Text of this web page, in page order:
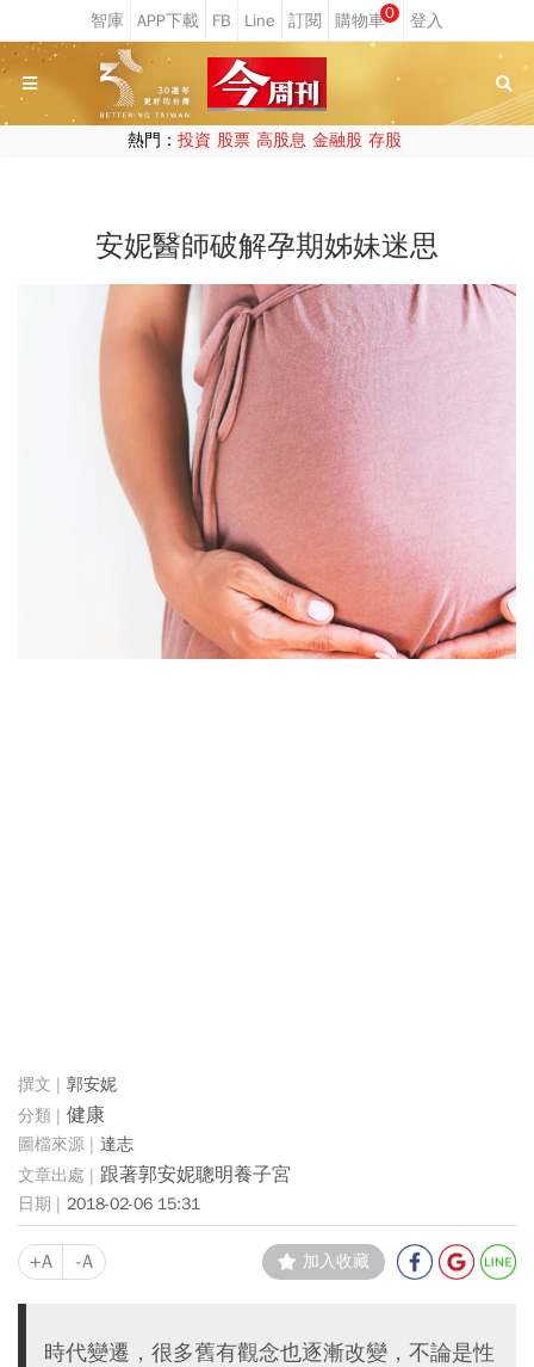
0
熱門： 投資 股票 高股息 金融股 存股
安妮醫師破解孕期姊妹迷思
郭安妮
健康
達志
跟著郭安妮聰明養子宮
2018-02-06 15:31
+A -A 加入收藏
時代變遷，很多舊有觀念也逐漸改變，不論是性